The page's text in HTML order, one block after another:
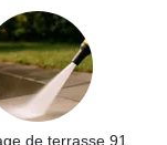
de terrasse 91